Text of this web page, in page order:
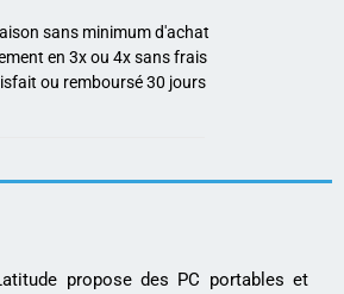
sans minimum d'achat
en 3x ou 4x sans frais
ou remboursé 30 jours
propose des PC portables et